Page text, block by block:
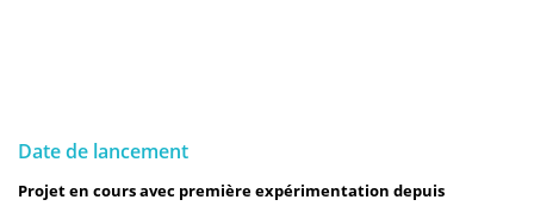
Date de lancement
Projet en cours avec première expérimentation depuis